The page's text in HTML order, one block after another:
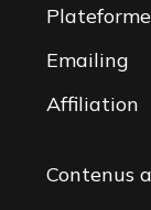
Emailing
Affiliation
Contenus